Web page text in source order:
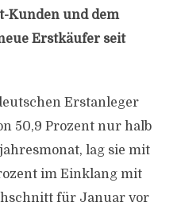
Kunden und dem
Erstkäufer seit
Erstanleger
50,9 Prozent nur halb
lag sie mit
im Einklang mit
für Januar vor